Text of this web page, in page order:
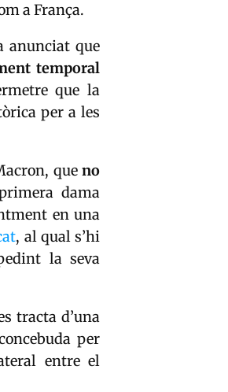
a França.
anunciat que
temporal
que la
per a les
, queno
dama
en una
, al qual s’hi
la seva
tracta d’una
per
entre el